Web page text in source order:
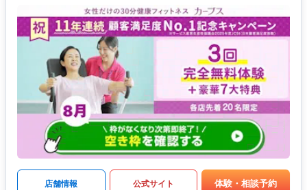
店舗情報 公式サイト 体験・相談予約